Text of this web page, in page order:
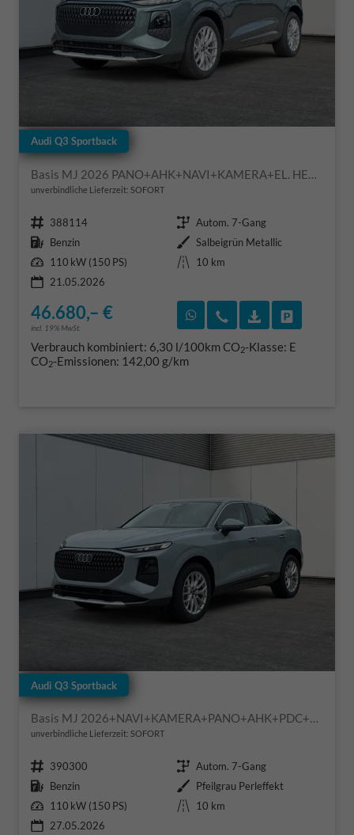
Audi Q3 Sportback
Basis MJ 2026 PANO+AHK+NAVI+KAMERA+EL. HECKKL.+LED+18 LM
unverbindliche Lieferzeit: SOFORT
Fahrzeugnr. 388114 Getriebe Autom. 7-Gang
Kraftstoff Benzin Außenfarbe Salbeigrün Metallic
Leistung 110 kW (150 PS) Kilometerstand
10 km
21.05.2026
46.680,– €
incl. 19% MwSt.
Rückruf vereinbaren
Wir rufen Sie an
Verbrauch kombiniert: 6,30 l/100kmCO2-Klasse: E
CO2-Emissionen: 142,00 g/km
Audi Q3 Sportback
Basis MJ 2026+NAVI+KAMERA+PANO+AHK+PDC+EL. HECKKL.+LED+18 LM
unverbindliche Lieferzeit: SOFORT
Fahrzeugnr. 390300 Getriebe Autom. 7-Gang
Kraftstoff Benzin Außenfarbe Pfeilgrau Perleffekt
Leistung 110 kW (150 PS) Kilometerstand
10 km
27.05.2026